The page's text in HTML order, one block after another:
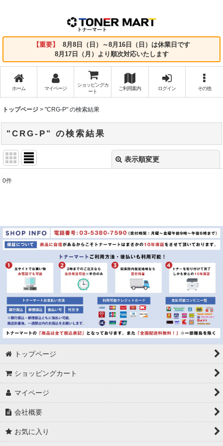
【重要】
8月8日（日）～8月16日（日）は休業日です
8月17日（月）より順次対応いたします
ホーム マイページ
ショッピングカ
ート
ご利用案内 ログイン その他
トップページ > "CRG-P" の検索結果
"CRG-P" の検索結果
表示順変更
商品検索
並び順:
絞り込む
0件
トップページ
ショッピングカート
マイページ
会社概要
お気に入り